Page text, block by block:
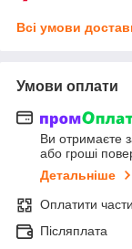
Всі умови
Умови оплати
Ви отримаєте
або гроші
Детальніше
Оплатити
Післяплата